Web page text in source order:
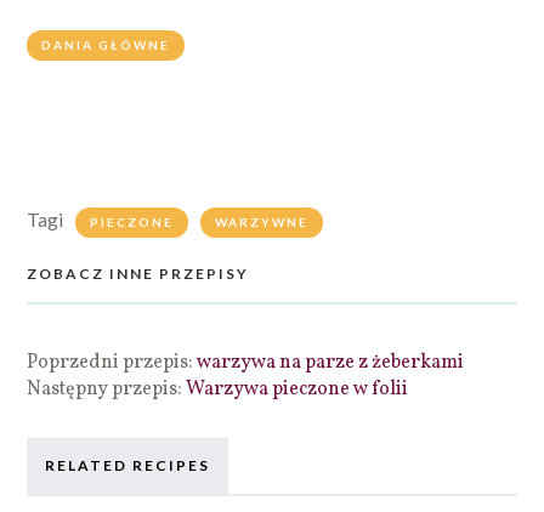
DANIA GŁÓWNE
Tagi PIECZONE WARZYWNE
ZOBACZ INNE PRZEPISY
Poprzedni przepis:warzywa na parze z żeberkami
Następny przepis:Warzywa pieczone w folii
RELATED RECIPES